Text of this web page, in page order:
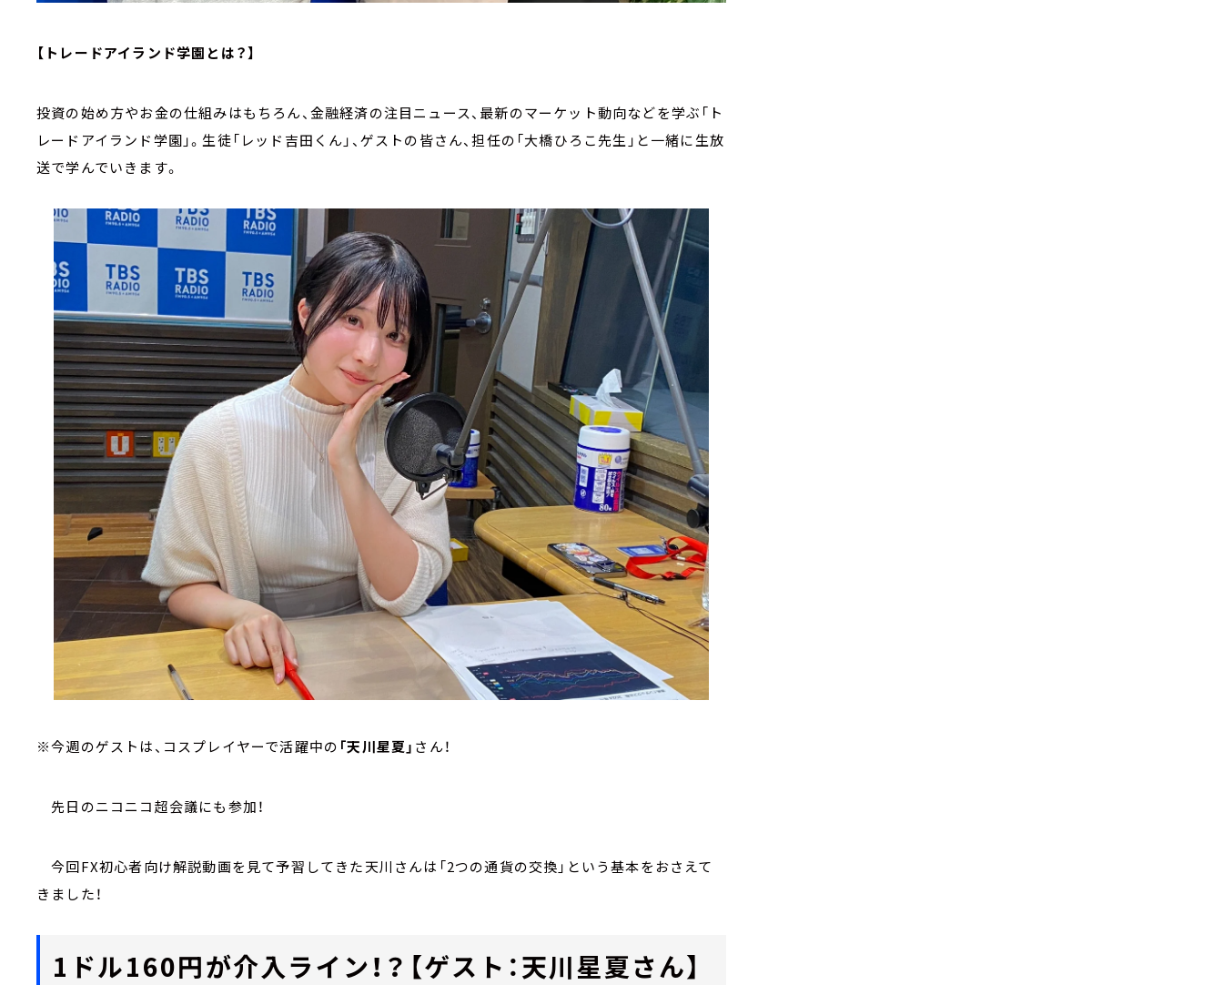
【トレードアイランド学園とは？】
投資の始め方やお金の仕組みはもちろん、金融経済の注目ニュース、最新のマーケット動向などを学ぶ「ト
レードアイランド学園」。生徒「レッド吉田くん」、ゲストの皆さん、担任の「大橋ひろこ先生」と一緒に生放
送で学んでいきます。
※今週のゲストは、コスプレイヤーで活躍中の 「天川星夏」 さん！
先日のニコニコ超会議にも参加！
今回FX初心者向け解説動画を見て予習してきた天川さんは「2つの通貨の交換」という基本をおさえて
きました！
1ドル160円が介入ライン！？【ゲスト：天川星夏さん】